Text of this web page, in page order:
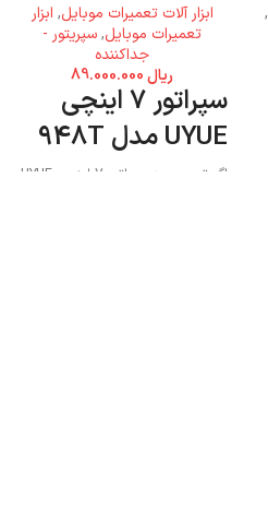
,
ابزار آلات تعمیرات موبایل, ابزار
تعمیرات موبایل,سپریتور -
جداکننده
ریال
سپراتور 7 اینچی
UYUE مدل 948T
اگر تصمیم به سپراتور 7 اینچی UYUE